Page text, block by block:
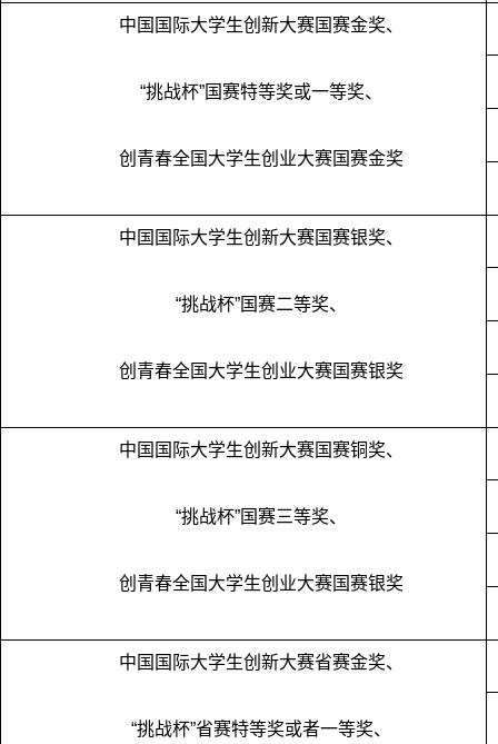
中国国际大学生创新大赛国赛金奖、
“挑战杯”国赛特等奖或一等奖、
创青春全国大学生创业大赛国赛金奖
中国国际大学生创新大赛国赛银奖、
“挑战杯”国赛二等奖、
创青春全国大学生创业大赛国赛银奖
中国国际大学生创新大赛国赛铜奖、
“挑战杯”国赛三等奖、
创青春全国大学生创业大赛国赛银奖
中国国际大学生创新大赛省赛金奖、
“挑战杯”省赛特等奖或者一等奖、